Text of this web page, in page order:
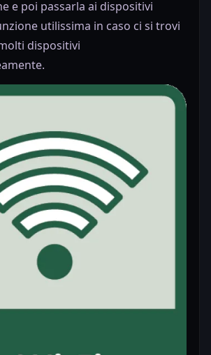
e poi passarla ai dispositivi
utilissima in caso ci si trovi
dispositivi